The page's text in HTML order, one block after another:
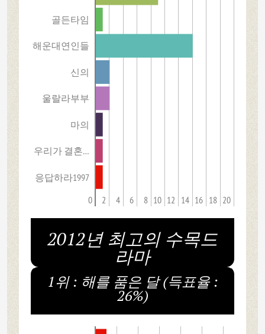
골든타임
해운대연인들
신의
울랄라부부
마의
우리가 결혼…
응답하라1997
0 2 4 6 8 10 12 14 16 18 20
2012년 최고의 수목드
라마
1위 : 해를 품은 달 (득표율 :
26%)